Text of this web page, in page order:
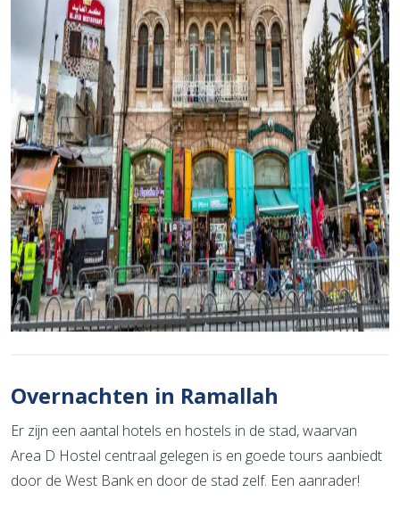
Overnachten in Ramallah
Er zijn een aantal hotels en hostels in de stad, waarvan
Area D Hostel centraal gelegen is en goede tours aanbiedt
door de West Bank en door de stad zelf. Een aanrader!